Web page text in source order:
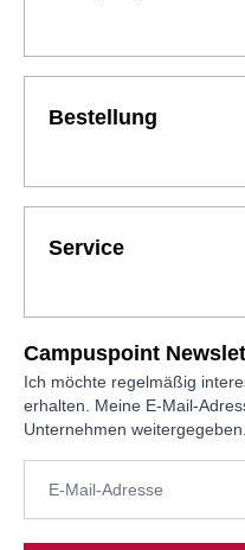
Bestellung
Service
Campuspoint
Ich möchte regelmäßig
erhalten. Meine E-Mail-
Unternehmen weitergegeben.